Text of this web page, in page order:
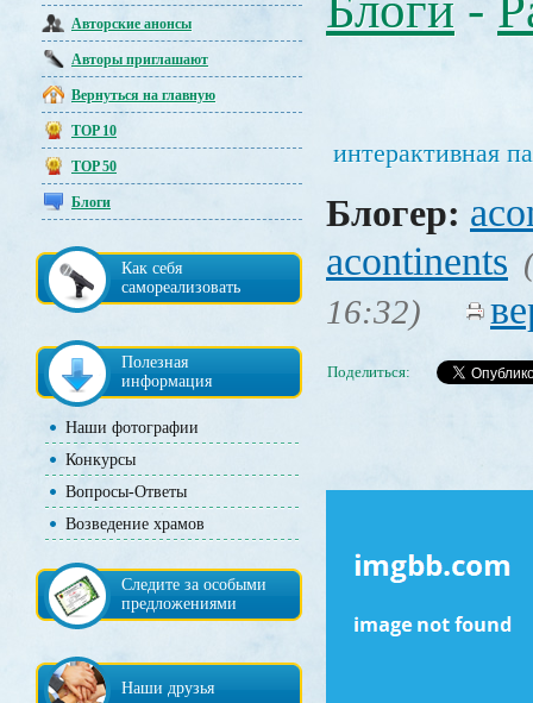
Авторские анонсы
Авторы приглашают
Вернуться на главную
TOP 10
TOP 50
Блоги
Как себя
самореализовать
Полезная
информация
Наши фотографии
Конкурсы
Вопросы-Ответы
Возведение храмов
Следите за особыми
предложениями
Наши друзья
интерактивная
Блогер:
acontinents
16:32)
Поделиться: